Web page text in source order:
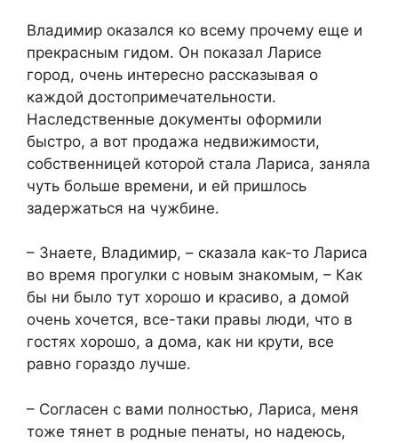
Владимир оказался ко всему прочему еще и
прекрасным гидом. Он показал Ларисе
город, очень интересно рассказывая о
каждой достопримечательности.
Наследственные документы оформили
быстро, а вот продажа недвижимости,
собственницей которой стала Лариса, заняла
чуть больше времени, и ей пришлось
задержаться на чужбине.
– Знаете, Владимир, – сказала как-то Лариса
во время прогулки с новым знакомым, – Как
бы ни было тут хорошо и красиво, а домой
очень хочется, все-таки правы люди, что в
гостях хорошо, а дома, как ни крути, все
равно гораздо лучше.
– Согласен с вами полностью, Лариса, меня
тоже тянет в родные пенаты, но надеюсь,